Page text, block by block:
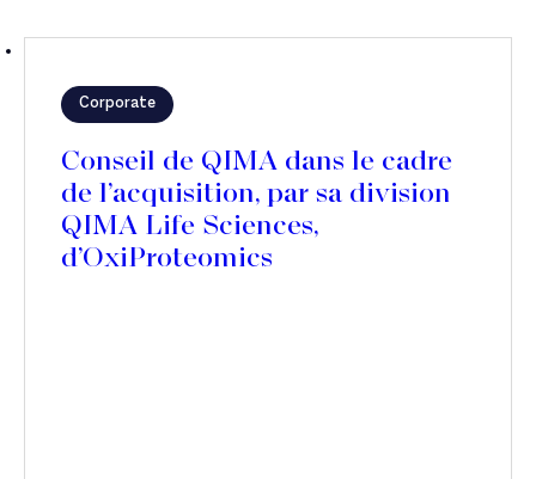
Corporate
Conseil de QIMA dans le cadre
de l’acquisition, par sa division
QIMA Life Sciences,
d’OxiProteomics